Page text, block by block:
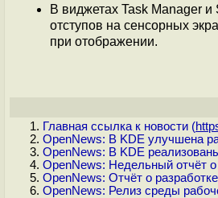
В виджетах Task Manager и
отступов на сенсорных
при отображении.
Главная ссылка к новости (
OpenNews: В KDE улучшена
OpenNews: В KDE
OpenNews: Недельный отчёт
OpenNews: Отчёт о
OpenNews: Релиз среды